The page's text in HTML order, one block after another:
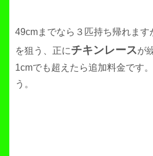
49cmまでなら３匹持ち帰れます
を狙う、正にチキンレースが
1cmでも超えたら追加料金です
う。